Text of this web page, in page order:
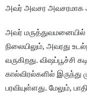
அவர் அவசர அவசரமாக
அவர் மருத்துவமனையில்
நிலையிலும், அவரது
வருகிறது. விஷப்பூச்சி
கால்விரல்களில்
பரவியுள்ளது. மேலும்,